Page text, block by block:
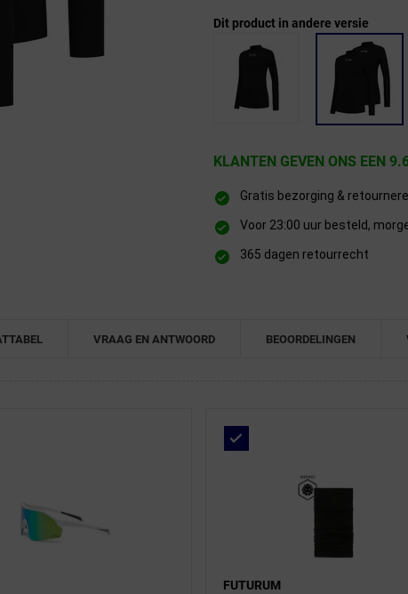
Dit product in andere versie
KLANTEN GEVEN ONS EEN
Gratis bezorging &
Voor 23:00 uur besteld,
365 dagen retourrecht
VRAAG EN ANTWOORD BEOORDELINGEN
FUTURUM